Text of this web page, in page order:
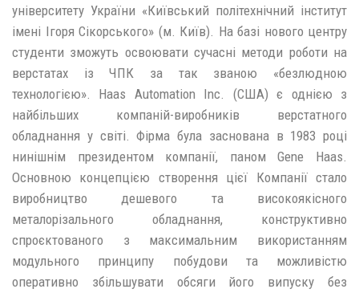
університету України «Київський політехнічний інститут
імені Ігоря Сікорського» (м. Київ). На базі нового центру
студенти зможуть освоювати сучасні методи роботи на
верстатах із ЧПК за так званою «безлюдною
технологією». Haas Automation Inc. (США) є однією з
найбільших компаній-виробників верстатного
обладнання у світі. Фірма була заснована в 1983 році
нинішнім президентом компанії, паном Gene Haas.
Основною концепцією створення цієї Компанії стало
виробництво дешевого та високоякісного
металорізального обладнання, конструктивно
спроєктованого з максимальним використанням
модульного принципу побудови та можливістю
оперативно збільшувати обсяги його випуску без